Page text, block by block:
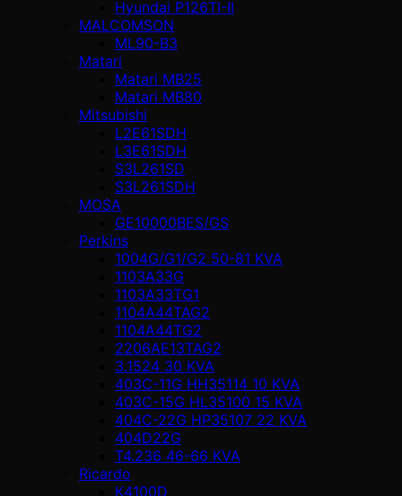
Hyundai P126TI-II
MALCOMSON
ML90-B3
Matari
Matari MB25
Matari MB80
Mitsubishi
L2E61SDH
L3E61SDH
S3L261SD
S3L261SDH
MOSA
GE10000BES/GS
Perkins
1004G/G1/G2 50-81 KVA
1103A33G
1103A33TG1
1104A44TAG2
1104A44TG2
2206AE13TAG2
3.1524 30 KVA
403C-11G HH35114 10 KVA
403C-15G HL35100 15 KVA
404C-22G HP35107 22 KVA
404D22G
T4.236 46-66 KVA
Ricardo
K4100D